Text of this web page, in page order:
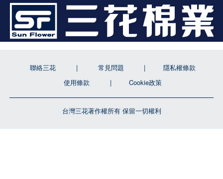
台灣三花著作權所有 保留一切權利
聯絡三花 常見問題
隱私權條款
使用條款
Cookie政策